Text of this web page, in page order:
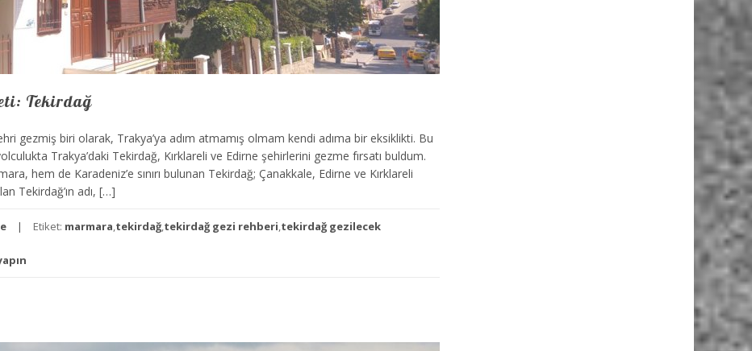
Tekirdağ
gezmiş biri olarak, Trakya’ya adım atmamış olmam kendi adıma bir eksiklikti. Bu
Trakya’daki Tekirdağ, Kırklareli ve Edirne şehirlerini gezme fırsatı buldum.
hem de Karadeniz’e sınırı bulunan Tekirdağ; Çanakkale, Edirne ve Kırklareli
Tekirdağ’ın adı, […]
Etiket: marmara,tekirdağ,tekirdağ gezi rehberi,tekirdağ gezilecek